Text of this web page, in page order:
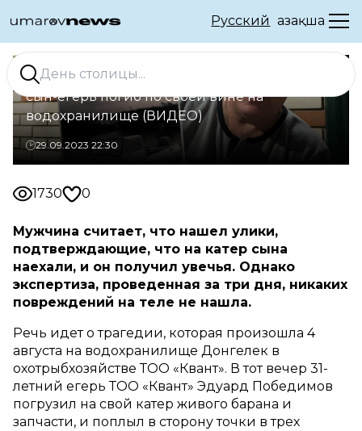
Русский Қазақша
Житель Уральска не верит, что его
сын-егерь погиб по своей вине на
водохранилище (ВИДЕО)
29.09.2023 22:30
1730 0
Мужчина считает, что нашел улики,
подтверждающие, что на катер сына
наехали, и он получил увечья. Однако
экспертиза, проведенная за три дня, никаких
повреждений на теле не нашла.
Речь идет о трагедии, которая произошла 4
августа на водохранилище Донгелек в
охотрыбхозяйстве ТОО «Квант». В тот вечер 31-
летний егерь ТОО «Квант» Эдуард Победимов
погрузил на свой катер живого барана и
запчасти, и поплыл в сторону точки в трех